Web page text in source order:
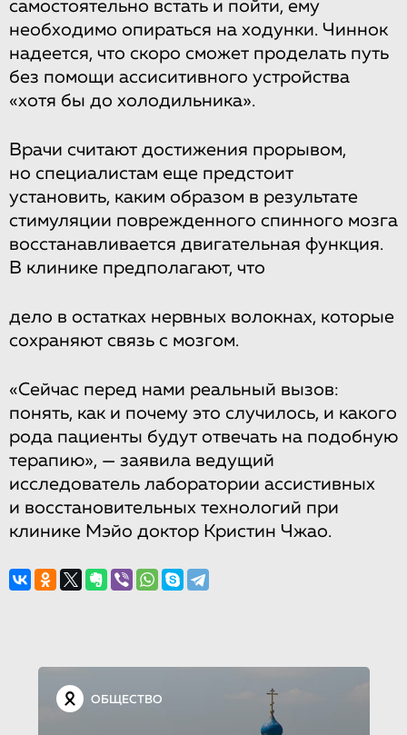
самостоятельно встать и пойти, ему
необходимо опираться на ходунки. Чиннок
надеется, что скоро сможет проделать путь
без помощи ассиситивного устройства
«хотя бы до холодильника».
Врачи считают достижения прорывом,
но специалистам еще предстоит
установить, каким образом в результате
стимуляции поврежденного спинного мозга
восстанавливается двигательная функция.
В клинике предполагают, что
дело в остатках нервных волокнах, которые
сохраняют связь с мозгом.
«Сейчас перед нами реальный вызов:
понять, как и почему это случилось, и какого
рода пациенты будут отвечать на подобную
терапию», — заявила ведущий
исследователь лаборатории ассистивных
и восстановительных технологий при
клинике Мэйо доктор Кристин Чжао.
ОБЩЕСТВО